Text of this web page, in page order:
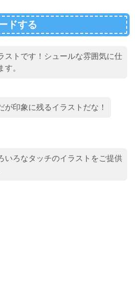
ドする
ストです！シュールな雰囲気に仕
す。
が印象に残るイラストだな！
いろなタッチのイラストをご提供